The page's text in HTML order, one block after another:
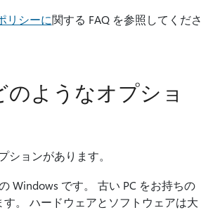
リシーに関する FAQ を参照してくださ
ようなオプショ
ョンがあります。
Windows です。 古い PC をお持ちの
。 ハードウェアとソフトウェアは大